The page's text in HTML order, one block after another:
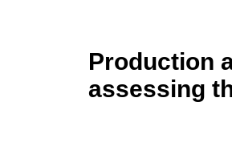
Production
assessing